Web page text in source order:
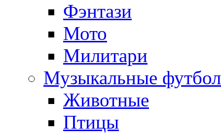
Фэнтази
Мото
Милитари
Музыкальные
Животные
Птицы